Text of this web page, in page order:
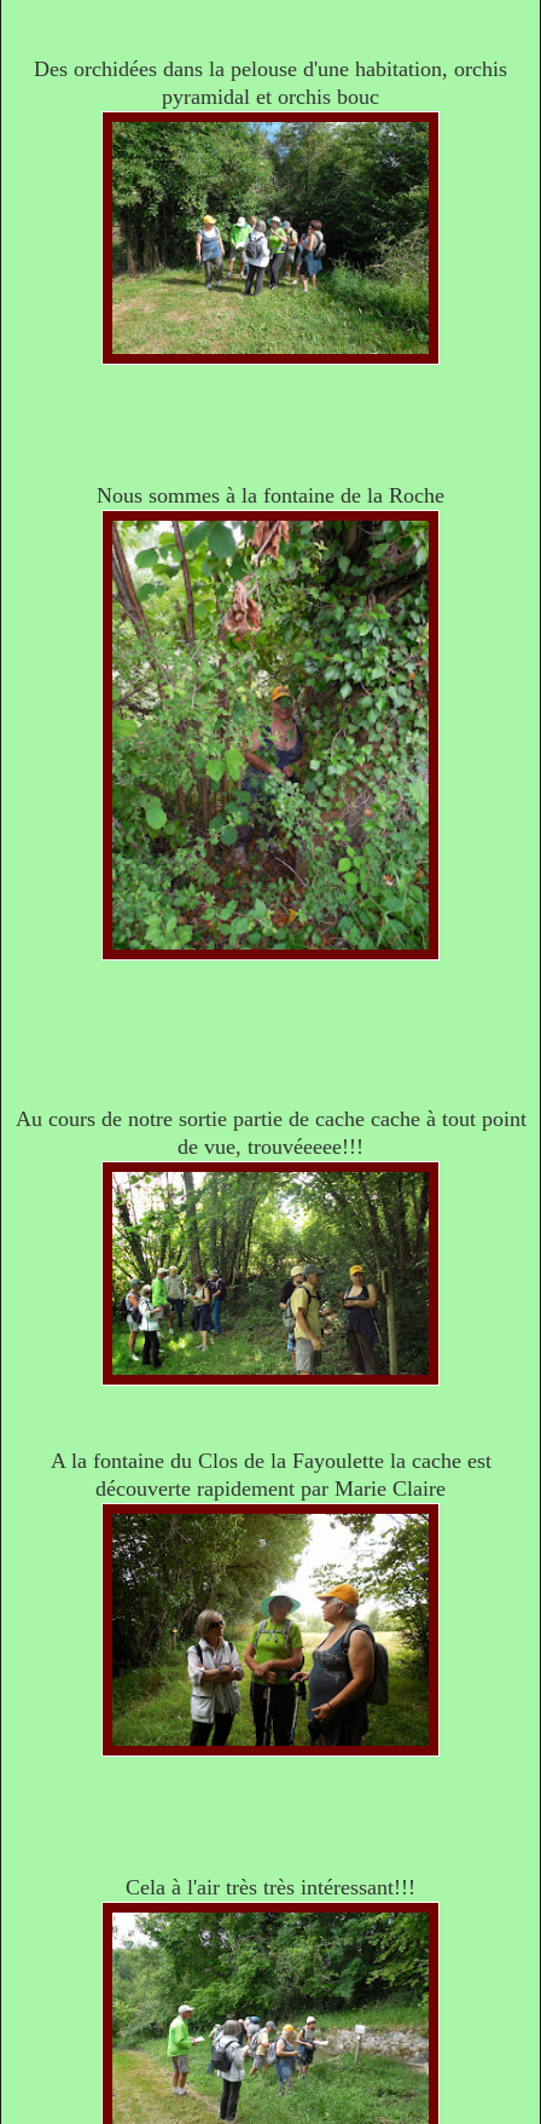
Des orchidées dans la pelouse d'une habitation, orchis
pyramidal et orchis bouc
Nous sommes à la fontaine de la Roche
Au cours de notre sortie partie de cache cache à tout point
de vue, trouvéeeee!!!
A la fontaine du Clos de la Fayoulette la cache est
découverte rapidement par Marie Claire
Cela à l'air très très intéressant!!!